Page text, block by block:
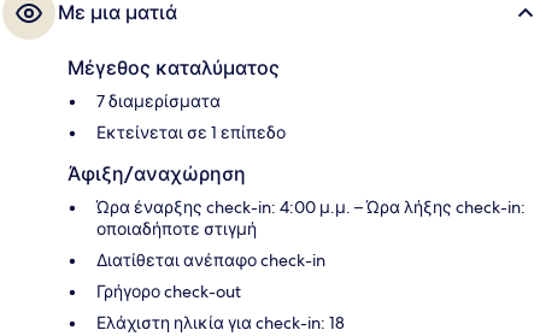
Με μια ματιά
Μέγεθος καταλύματος
7 διαμερίσματα
Εκτείνεται σε 1 επίπεδο
Άφιξη/αναχώρηση
Ώρα έναρξης check-in: 4:00 μ.μ. – Ώρα λήξης check-in:
οποιαδήποτε στιγμή
Διατίθεται ανέπαφο check-in
Γρήγορο check-out
Ελάχιστη ηλικία για check-in: 18